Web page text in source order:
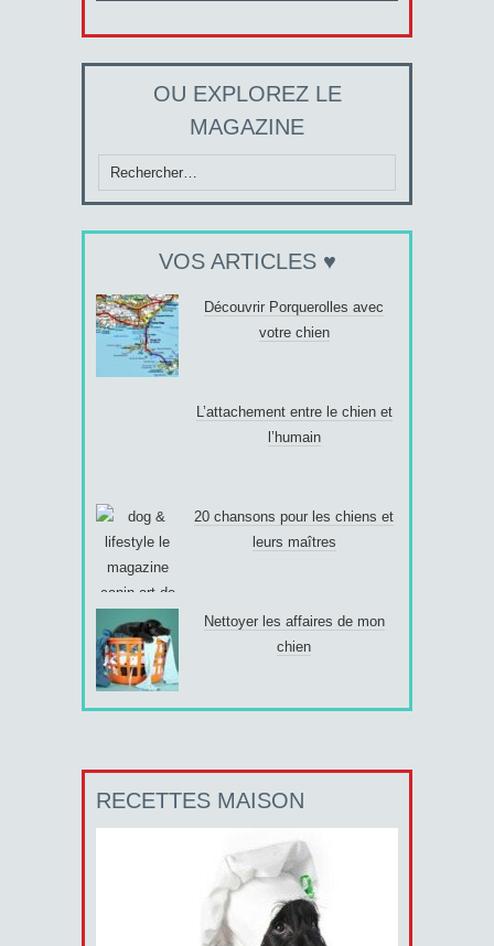
OU EXPLOREZ LE
MAGAZINE
Rechercher :
VOS ARTICLES ♥
Découvrir Porquerolles avec
votre chien
L’attachement entre le chien et
l’humain
20 chansons pour les chiens et
leurs maîtres
Nettoyer les affaires de mon
chien
RECETTES MAISON